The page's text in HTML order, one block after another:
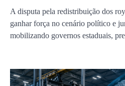
A disputa pela redistribuição dos
ganhar força no cenário político e
mobilizando governos estaduais,